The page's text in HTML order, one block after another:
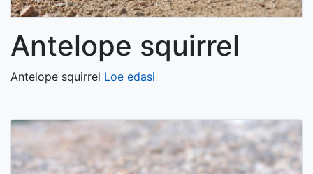
Antelope squirrel
Antelope squirrel Loe edasi